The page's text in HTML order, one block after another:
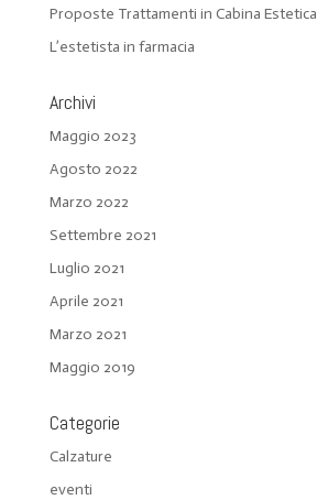
Proposte Trattamenti in Cabina Estetica
L’estetista in farmacia
Archivi
Maggio 2023
Agosto 2022
Marzo 2022
Settembre 2021
Luglio 2021
Aprile 2021
Marzo 2021
Maggio 2019
Categorie
Calzature
eventi